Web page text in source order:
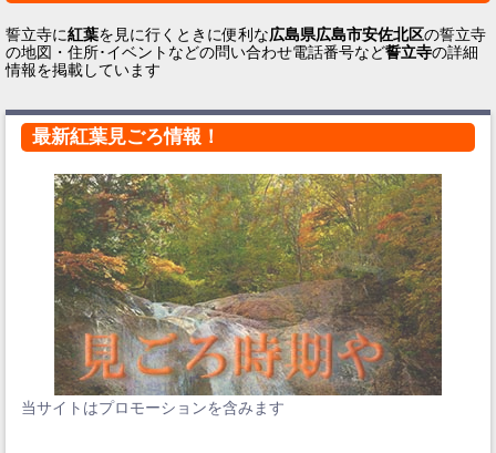
誓立寺に紅葉を見に行くときに便利な広島県広島市安佐北区の誓立寺
の地図・住所･イベントなどの問い合わせ電話番号など誓立寺の詳細
情報を掲載しています
最新紅葉見ごろ情報！
当サイトはプロモーションを含みます